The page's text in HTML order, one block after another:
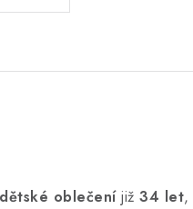
dětské oblečeníjiž 34 let,